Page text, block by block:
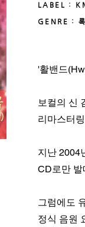
LABEL :
GENRE :
'활밴드
보컬의 신
리마스터
지난 2004
CD로만 발
그럼에도
정식 음원